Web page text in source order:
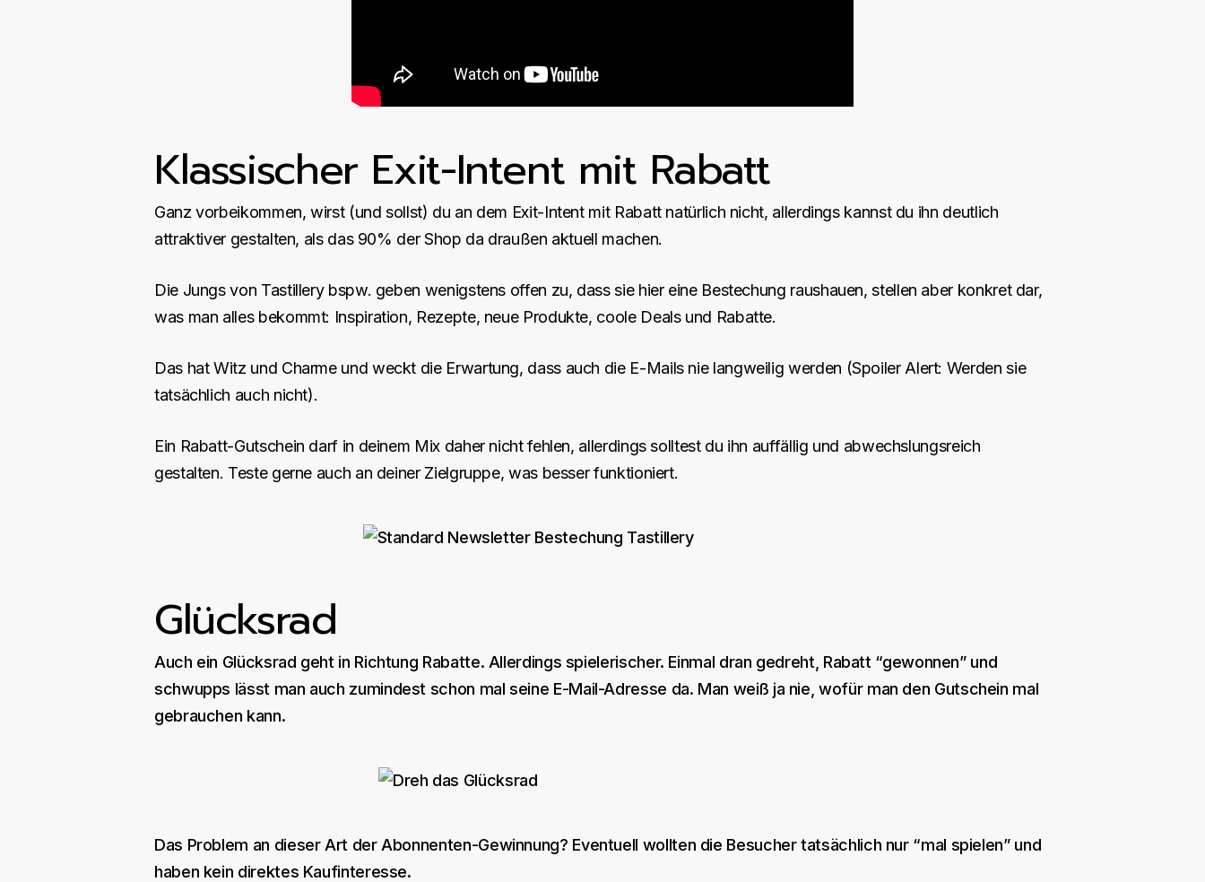
Klassischer Exit-Intent mit Rabatt
Ganz vorbeikommen, wirst (und sollst) du an dem Exit-Intent mit Rabatt natürlich nicht, allerdings kannst du ihn deutlich
attraktiver gestalten, als das 90% der Shop da draußen aktuell machen.
Die Jungs von Tastillery bspw. geben wenigstens offen zu, dass sie hier eine Bestechung raushauen, stellen aber konkret dar,
was man alles bekommt: Inspiration, Rezepte, neue Produkte, coole Deals und Rabatte.
Das hat Witz und Charme und weckt die Erwartung, dass auch die E-Mails nie langweilig werden (Spoiler Alert: Werden sie
tatsächlich auch nicht).
Ein Rabatt-Gutschein darf in deinem Mix daher nicht fehlen, allerdings solltest du ihn auffällig und abwechslungsreich
gestalten. Teste gerne auch an deiner Zielgruppe, was besser funktioniert.
Glücksrad
Auch ein Glücksrad geht in Richtung Rabatte. Allerdings spielerischer. Einmal dran gedreht, Rabatt “gewonnen” und
schwupps lässt man auch zumindest schon mal seine E-Mail-Adresse da. Man weiß ja nie, wofür man den Gutschein mal
gebrauchen kann.
Das Problem an dieser Art der Abonnenten-Gewinnung? Eventuell wollten die Besucher tatsächlich nur “mal spielen” und
haben kein direktes Kaufinteresse.